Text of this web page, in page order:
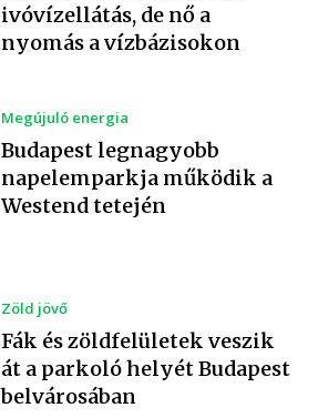
ivóvízellátás, de nő a
nyomás a vízbázisokon
Megújuló energia
Budapest legnagyobb
napelemparkja működik a
Westend tetején
Zöld jövő
Fák és zöldfelületek veszik
át a parkoló helyét Budapest
belvárosában